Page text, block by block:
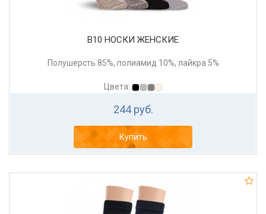
В10 НОСКИ ЖЕНСКИЕ
Полушерсть 85%, полиамид 10%, лайкра 5%
Цвета:
244 руб.
Купить